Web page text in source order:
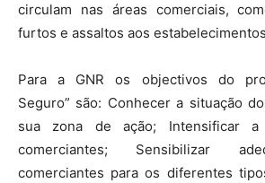
circulam nas áreas comerciais,
furtos e assaltos aos
Para a GNR os objectivos do
Seguro” são: Conhecer a situação
sua zona de ação; Intensificar a
comerciantes; Sensibilizar
comerciantes para os diferentes